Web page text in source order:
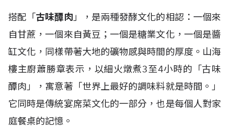
搭配「古味醰肉」，是兩種發酵文化的相認：一個來
自甘蔗，一個來自黃豆；一個是糖業文化，一個是醬
缸文化，同樣帶著大地的礦物感與時間的厚度。山海
樓主廚蕭勝章表示，以細火燉煮3至4小時的「古味
醰肉」，寓意著「世界上最好的調味料就是時間。」
它同時是傳統宴席菜文化的一部分，也是每個人對家
庭餐桌的記憶。